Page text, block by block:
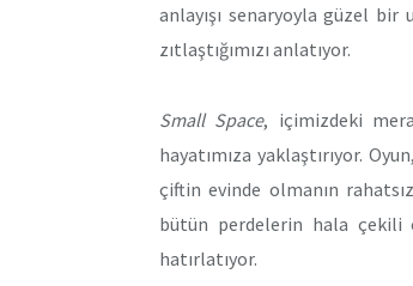
anlayışı senaryoyla güzel bir
zıtlaştığımızı anlatıyor.
Small Space, içimizdeki
hayatımıza yaklaştırıyor.
çiftin evinde olmanın
bütün perdelerin hala çekili
hatırlatıyor.